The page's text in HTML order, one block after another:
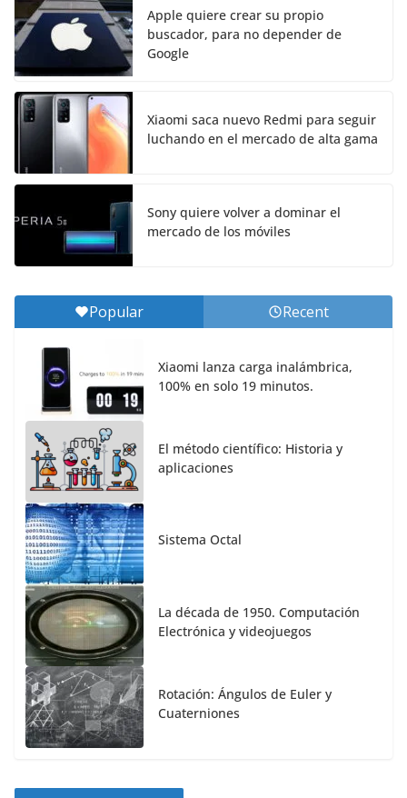
Apple quiere crear su propio
buscador, para no depender de
Google
Xiaomi saca nuevo Redmi para seguir
luchando en el mercado de alta gama
Sony quiere volver a dominar el
mercado de los móviles
Popular Recent
Xiaomi lanza carga inalámbrica,
100% en solo 19 minutos.
El método científico: Historia y
aplicaciones
Sistema Octal
La década de 1950. Computación
Electrónica y videojuegos
Rotación: Ángulos de Euler y
Cuaterniones